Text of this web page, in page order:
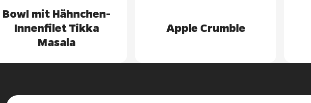
Bowl mit Hähnchen-
Innenfilet Tikka
Masala
Apple Crumble